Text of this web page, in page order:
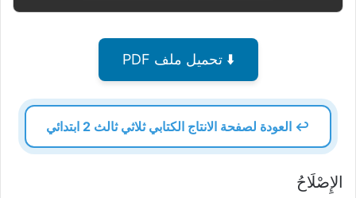
⬇️ تحميل ملف PDF
↩️ العودة لصفحة الانتاج الكتابي ثلاثي ثالث 2 ابتدائي
الإِصْلَاحُ